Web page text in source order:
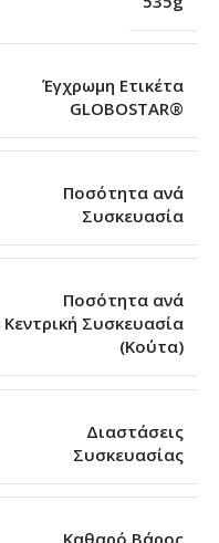
Έγχρωμη Ετικέτα
GLOBOSTAR®
Ποσότητα ανά
Συσκευασία
Ποσότητα ανά
Κεντρική Συσκευασία
(Κούτα)
Διαστάσεις
Συσκευασίας